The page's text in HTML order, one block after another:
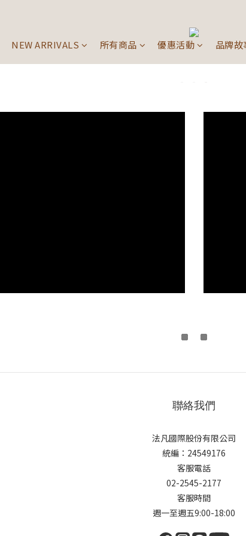
NEW ARRIVALS 所有商品 優惠活動 品牌故
聯絡我們
法凡國際股份有限公司
統編：24549176
客服電話
02-2545-2177
客服時間
週一至週五9:00-18:00